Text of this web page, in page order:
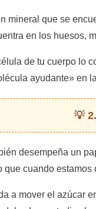
mineral que se
en los huesos,
de tu cuerpo lo
ayudante» en
desempeña un
que cuando
a mover el azúcar